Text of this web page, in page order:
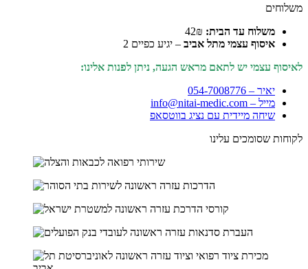
משלוחים
משלוח עד הבית:
איסוף עצמי מתל אביב – יגיע כפיים 2
לאיסוף עצמי יש לתאם מראש הגעה, ניתן לפנות אלינו:
יאיר – 054-7008776
מייל – info@nitai-medic.com
שיחה מיידית עם נציג בווטסאפ
לקוחות שסומכים עלינו